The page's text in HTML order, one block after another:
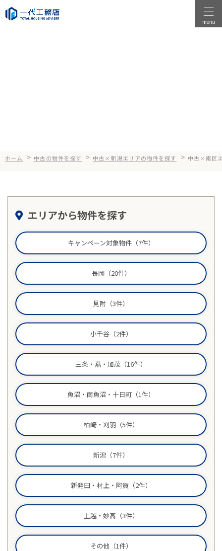
企業方針
コンセプト
選ばれる理由
お客様の声
よくあるご質問
Contact
物件に関する
お問い合わせはこちらから
0258-34-2221
受付時間：9:00～18:00（土日祝 年末年始除く）
物件お問い合わせ
物件売却に関する
お問い合わせ
土地売却に関する
お問い合わせ
お問い合わせ
menu
ホーム > 中古の物件を探す > 中古×新潟エリアの物件を探す > 中古×南区
エリアから物件を探す
キャンペーン対象物件（7件）
長岡（20件）
見附（3件）
小千谷（2件）
三条・燕・加茂（16件）
魚沼・南魚沼・十日町（1件）
柏崎・刈羽（5件）
新潟（7件）
新発田・村上・阿賀（2件）
上越・妙高（3件）
その他（1件）